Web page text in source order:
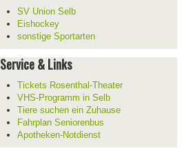
SV Union Selb
Eishockey
sonstige Sportarten
Service & Links
Tickets Rosenthal-Theater
VHS-Programm in Selb
Tiere suchen ein Zuhause
Fahrplan Seniorenbus
Apotheken-Notdienst